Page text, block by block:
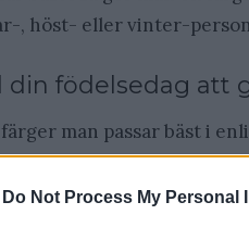
Do Not Process My Personal
, höst- eller vinter-
födelsedag att
man passar bäst i
med när du är född
hår- och ögonfärg.